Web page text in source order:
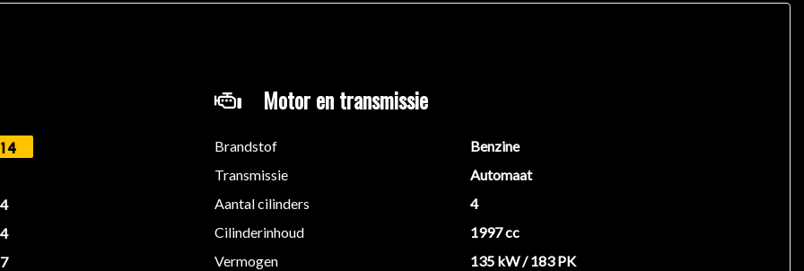
Motor en transmissie
Brandstof
Benzine
Transmissie
Automaat
Aantal cilinders
4
Cilinderinhoud
1997 cc
Vermogen
135 kW / 183 PK